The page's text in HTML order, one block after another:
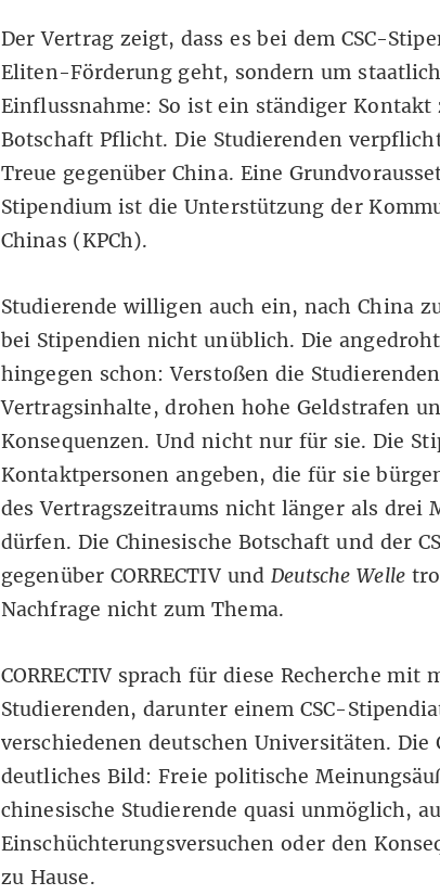
Der Vertrag zeigt, dass es bei dem CSC-
Eliten-Förderung geht, sondern um
Einflussnahme: So ist ein ständiger Kontakt
Botschaft Pflicht. Die Studierenden
Treue gegenüber China. Eine
Stipendium ist die Unterstützung der
Chinas (KPCh).
Studierende willigen auch ein, nach China
bei Stipendien nicht unüblich. Die
hingegen schon: Verstoßen die
Vertragsinhalte, drohen hohe Geldstrafen
Konsequenzen. Und nicht nur für sie. Die
Kontaktpersonen angeben, die für sie
des Vertragszeitraums nicht länger als drei
dürfen. Die Chinesische Botschaft und der
gegenüber CORRECTIV und Deutsche Welle
Nachfrage nicht zum Thema.
CORRECTIV sprach für diese Recherche mit
Studierenden, darunter einem CSC-
verschiedenen deutschen Universitäten. Die
deutliches Bild: Freie politische
chinesische Studierende quasi unmöglich,
Einschüchterungsversuchen oder den
zu Hause.